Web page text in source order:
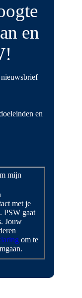
en
en
mijn
met je
PSW gaat
Jouw
om te